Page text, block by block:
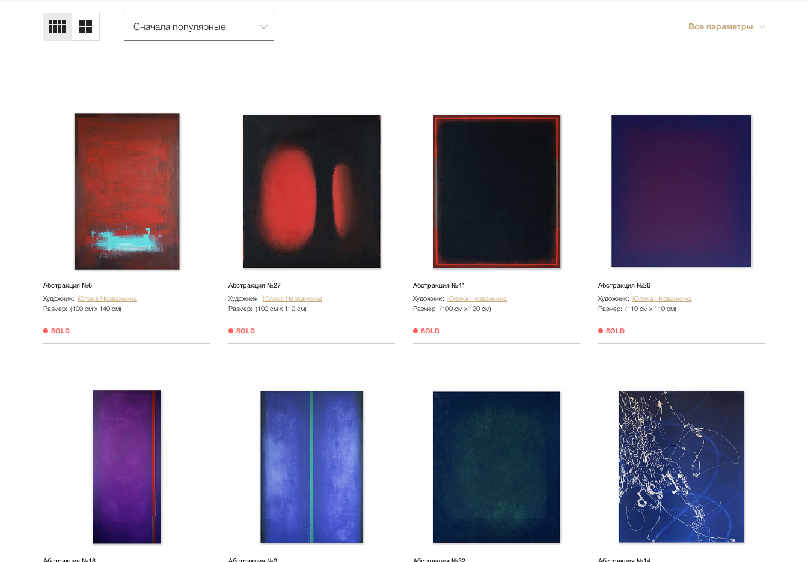
Птицы
Морской пейзаж
Текстиль
Городской пейзаж
Пейзаж
Люди
Детская
Абстракция
Pop Art
Символизм
Абстрактный
импрессионизм
Сначала популярные Все параметры
Абстракция №6
Художник: Юлика Незванкина
Размер: (100 см х 140 см)
SOLD
Абстракция №27
Художник: Юлика Незванкина
Размер: (100 см х 110 см)
SOLD
Абстракция №41
Художник: Юлика Незванкина
Размер: (100 см х 120 см)
SOLD
Абстракция №26
Художник: Юлика Незванкина
Размер: (110 см х 110 см)
SOLD